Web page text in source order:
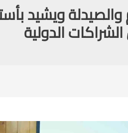
ويشيد
الدولية